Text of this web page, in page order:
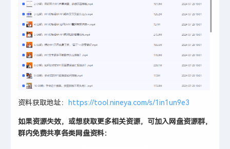
资料获取地址： https://tool.nineya.com/s/1in1un9e3
如果资源失效，或想获取更多相关资源，可加入网盘资源群，
群内免费共享各类网盘资料：